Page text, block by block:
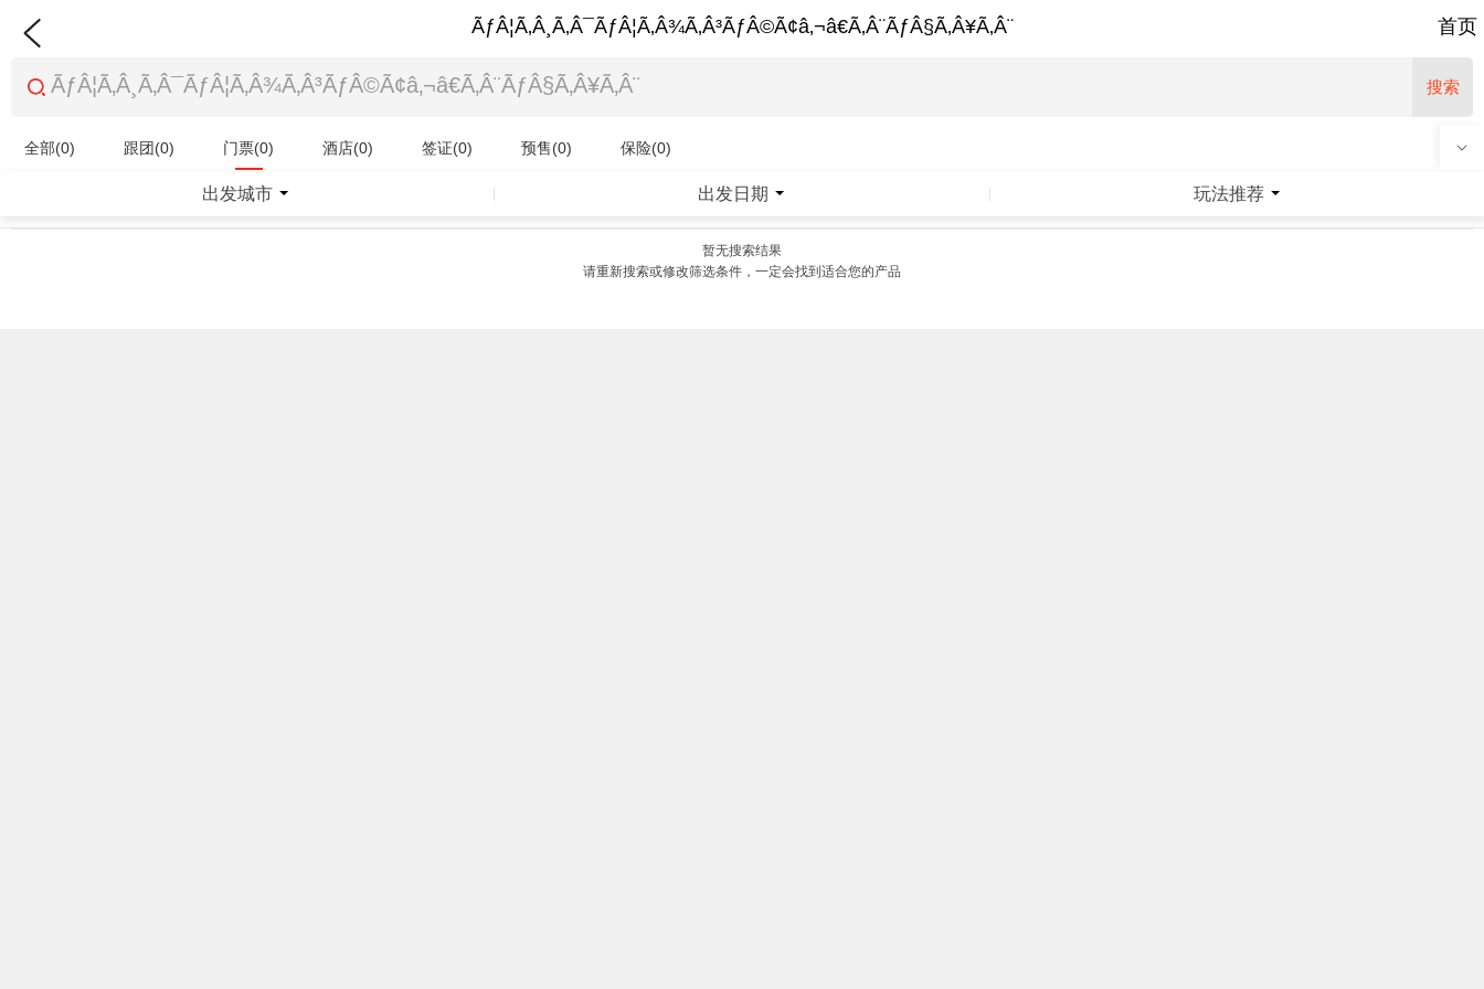
ÃƒÂ¦Ã‚Â¸Ã‚Â¯ÃƒÂ¦Ã‚Â¾Ã‚Â³ÃƒÂ©Ã¢â‚¬â€Ã‚Â¨ÃƒÂ§Ã‚Â¥Ã‚Â¨ 首页
搜索
全部(0) 跟团(0) 门票(0) 酒店(0) 签证(0) 预售(0) 保险(0)
出发城市 出发日期 玩法推荐
暂无搜索结果
请重新搜索或修改筛选条件，一定会找到适合您的产品